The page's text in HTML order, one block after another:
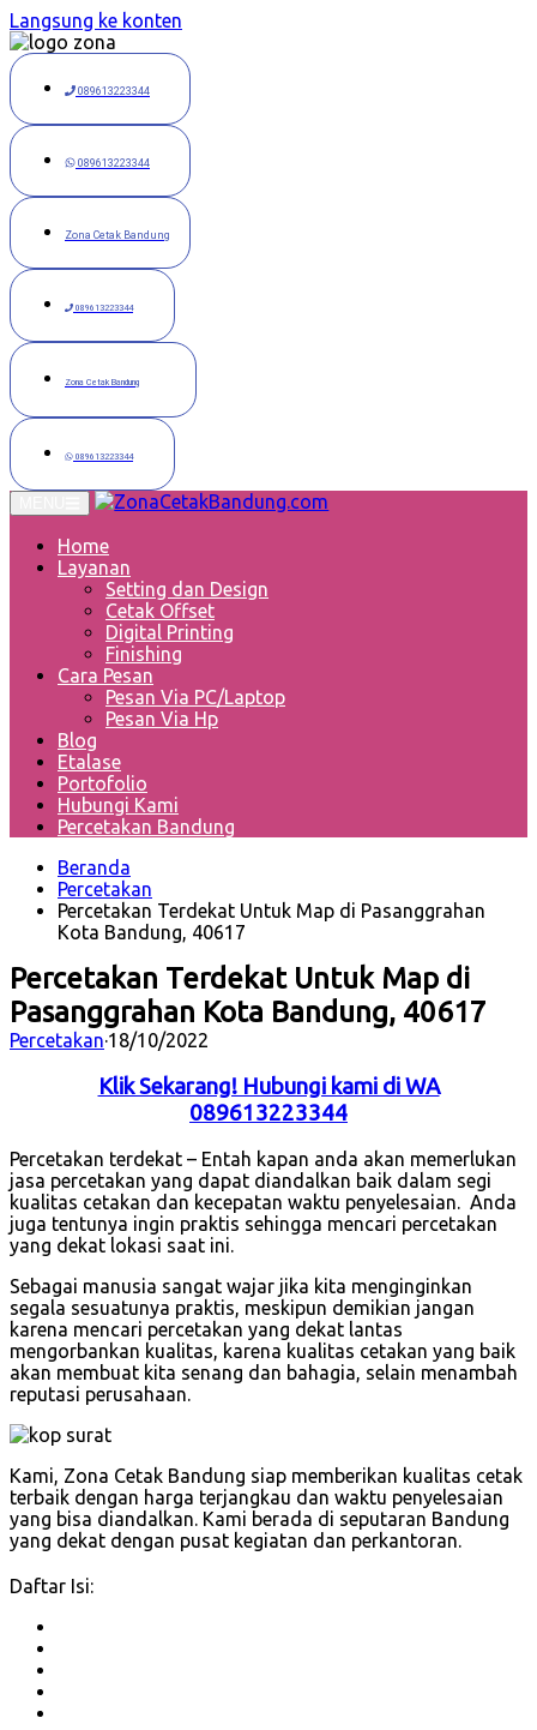
Langsung ke konten
089613223344
089613223344
Zona Cetak Bandung
089613223344
Zona Cetak Bandung
089613223344
Home
Layanan
Setting dan Design
Cetak Offset
Digital Printing
Finishing
Cara Pesan
Pesan Via PC/Laptop
Pesan Via Hp
Blog
Etalase
Portofolio
Hubungi Kami
Percetakan Bandung
Beranda
Percetakan
Percetakan Terdekat Untuk Map di Pasanggrahan
Kota Bandung, 40617
Percetakan Terdekat Untuk Map di
Pasanggrahan Kota Bandung, 40617
Percetakan·18/10/2022
Klik Sekarang! Hubungi kami di WA
089613223344
Percetakan terdekat – Entah kapan anda akan memerlukan
jasa percetakan yang dapat diandalkan baik dalam segi
kualitas cetakan dan kecepatan waktu penyelesaian. Anda
juga tentunya ingin praktis sehingga mencari percetakan
yang dekat lokasi saat ini.
Sebagai manusia sangat wajar jika kita menginginkan
segala sesuatunya praktis, meskipun demikian jangan
karena mencari percetakan yang dekat lantas
mengorbankan kualitas, karena kualitas cetakan yang baik
akan membuat kita senang dan bahagia, selain menambah
reputasi perusahaan.
Kami, Zona Cetak Bandung siap memberikan kualitas cetak
terbaik dengan harga terjangkau dan waktu penyelesaian
yang bisa diandalkan. Kami berada di seputaran Bandung
yang dekat dengan pusat kegiatan dan perkantoran.
Daftar Isi: